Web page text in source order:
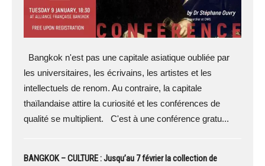
Bangkok n'est pas une capitale asiatique oubliée par
les universitaires, les écrivains, les artistes et les
intellectuels de renom. Au contraire, la capitale
thaïlandaise attire la curiosité et les conférences de
qualité se multiplient. C'est à une conférence gratu...
BANGKOK – CULTURE : Jusqu’au 7 février la collection de